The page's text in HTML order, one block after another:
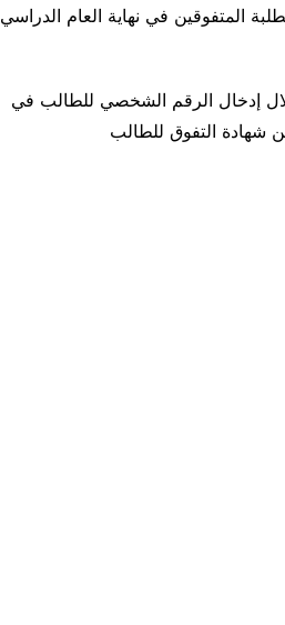
المتفوقين في نهاية العام الدراسي
التفوق لنهاية العام الدراسي 2023-2024 من خلال إدخال الرقم الشخصي للطالب في
التفوق للطالب